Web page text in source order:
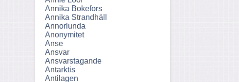
Annika Bokefors
Annika Strandhäll
Annorlunda
Anonymitet
Anse
Ansvar
Ansvarstagande
Antarktis
Antilagen